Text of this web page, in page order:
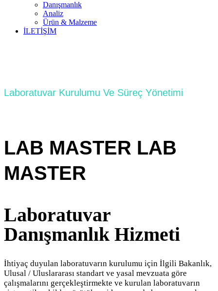
Danışmanlık
Analiz
Ürün & Malzeme
İLETİŞİM
Laboratuvar Kurulumu Ve Süreç Yönetimi
LAB MASTER LAB
MASTER
Laboratuvar
Danışmanlık Hizmeti
İhtiyaç duyulan laboratuvarın kurulumu için İlgili Bakanlık,
Ulusal / Uluslararası standart ve yasal mevzuata göre
çalışmalarını gerçekleştirmekte ve kurulan laboratuvarın